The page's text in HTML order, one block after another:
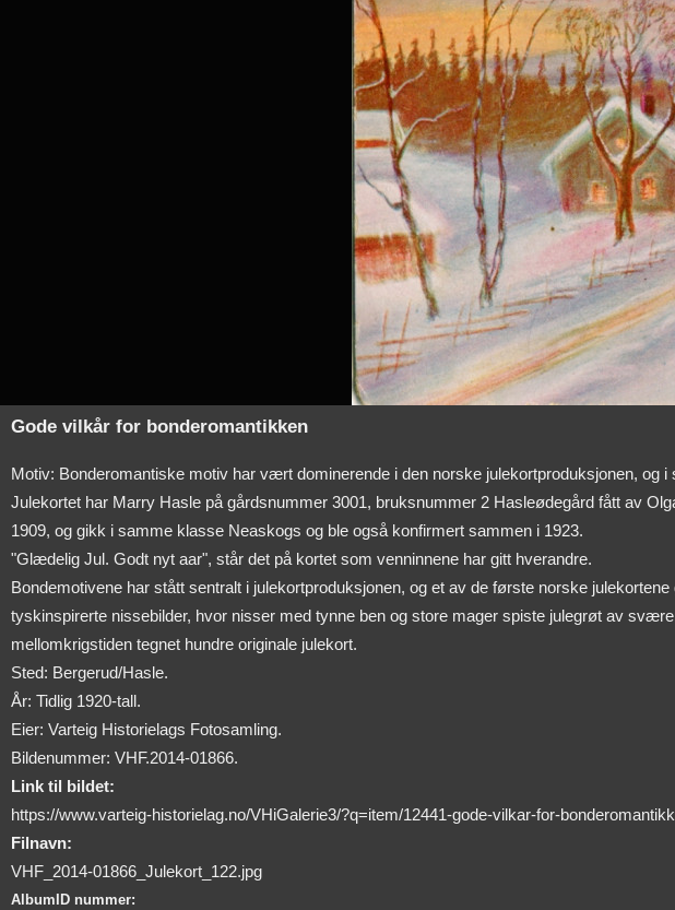
Gode vilkår for bonderomantikken
Motiv: Bonderomantiske motiv har vært dominerende i den norske julekortproduksjonen, og
Julekortet har Marry Hasle på gårdsnummer 3001, bruksnummer 2 Hasleødegård fått av
1909, og gikk i samme klasse Neaskogs og ble også konfirmert sammen i 1923.
"Glædelig Jul. Godt nyt aar", står det på kortet som venninnene har gitt hverandre.
Bondemotivene har stått sentralt i julekortproduksjonen, og et av de første norske
tyskinspirerte nissebilder, hvor nisser med tynne ben og store mager spiste julegrøt av
mellomkrigstiden tegnet hundre originale julekort.
Sted: Bergerud/Hasle.
År: Tidlig 1920-tall.
Eier: Varteig Historielags Fotosamling.
Bildenummer: VHF.2014-01866.
Link til bildet:
https://www.varteig-historielag.no/VHiGalerie3/?q=item/12441-gode-vilkar-for-
Filnavn:
VHF_2014-01866_Julekort_122.jpg
AlbumID nummer: